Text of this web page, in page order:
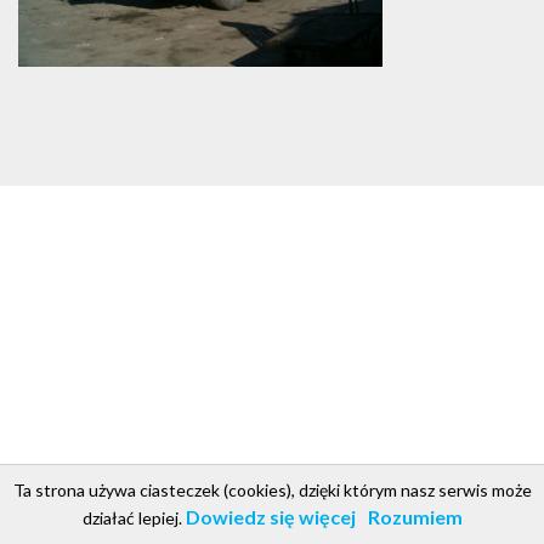
Copyright © 2018. Projekt i realizacja CS Group Polska csgroup.pl
Ta strona używa ciasteczek (cookies), dzięki którym nasz serwis może
działać lepiej. Dowiedz się więcej Rozumiem